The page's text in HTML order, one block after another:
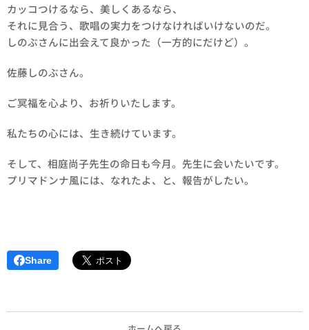
カッコつけるなら、美しくあるなら、
それに見合う、歌唱の実力をつけなければいけないのだ。
しのぶさんに出会えて良かった（一方的にだけど）。
佐藤しのぶさん。
ご冥福を心より、お祈りいたします。
私たちの心には、生き続けています。
そして、相庭尚子先生の命日も今月。先生に会いたいです。
プリマドンナ風には、なれたよ、と、報告がしたい。
Share